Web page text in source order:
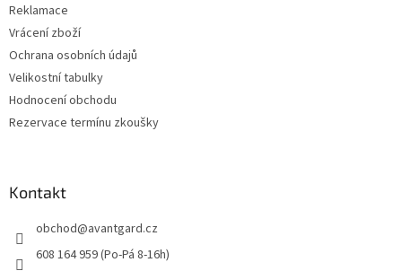
Reklamace
Vrácení zboží
Ochrana osobních údajů
Velikostní tabulky
Hodnocení obchodu
Rezervace termínu zkoušky
Kontakt
obchod@avantgard.cz
608 164 959 (Po-Pá 8-16h)